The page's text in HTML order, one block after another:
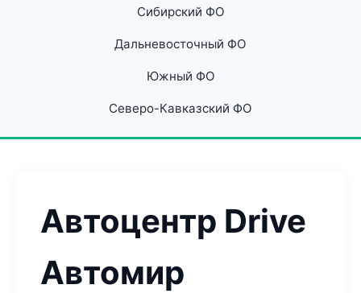
Сибирский ФО
Дальневосточный ФО
Южный ФО
Северо-Кавказский ФО
Автоцентр Drive
Автомир